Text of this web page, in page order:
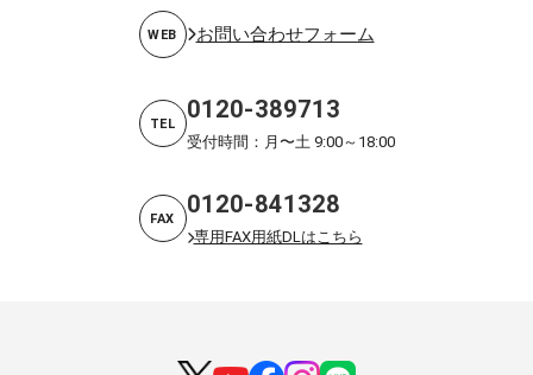
WEB お問い合わせフォーム
TEL 0120-389713
受付時間：月〜土 9:00～18:00
FAX 0120-841328
専用FAX用紙DLはこちら